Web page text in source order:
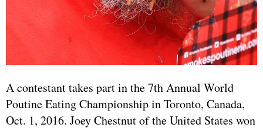
A contestant takes part in the 7th Annual World
Poutine Eating Championship in Toronto, Canada,
Oct. 1, 2016. Joey Chestnut of the United States won